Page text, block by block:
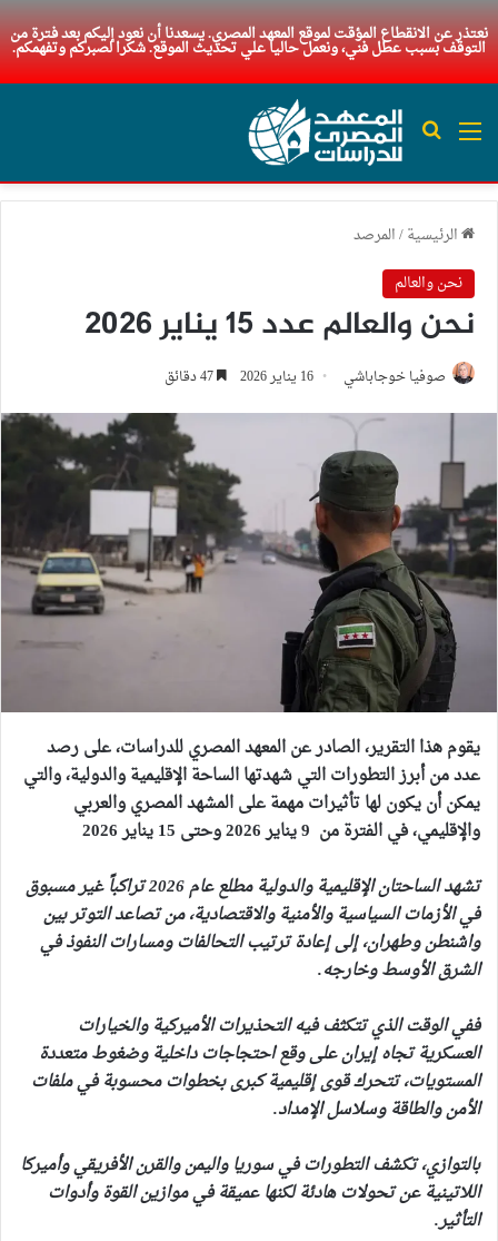
نعتذر عن الانقطاع المؤقت لموقع المعهد المصري. يسعدنا أن نعود إليكم بعد فترة من
التوقف بسبب عطل فني، ونعمل حاليا علي تحديث الموقع. شكرا لصبركم وتفهمكم.
القائمة بحث عن
الرئيسية/المرصد
نحن والعالم
نحن والعالم عدد 15 يناير 2026
صوفيا خوجاباشي 16 يناير 2026
يقوم هذا التقرير، الصادر عن المعهد المصري للدراسات، على رصد
عدد من أبرز التطورات التي شهدتها الساحة الإقليمية والدولية، والتي
يمكن أن يكون لها تأثيرات مهمة على المشهد المصري والعربي
والإقليمي، في الفترة من 9 يناير 2026 وحتى 15 يناير 2026
تشهد الساحتان الإقليمية والدولية مطلع عام 2026 تراكباً غير مسبوق
في الأزمات السياسية والأمنية والاقتصادية، من تصاعد التوتر بين
واشنطن وطهران، إلى إعادة ترتيب التحالفات ومسارات النفوذ في
الشرق الأوسط وخارجه.
ففي الوقت الذي تتكثف فيه التحذيرات الأميركية والخيارات
العسكرية تجاه إيران على وقع احتجاجات داخلية وضغوط متعددة
المستويات، تتحرك قوى إقليمية كبرى بخطوات محسوبة في ملفات
الأمن والطاقة وسلاسل الإمداد.
بالتوازي، تكشف التطورات في سوريا واليمن والقرن الأفريقي وأميركا
اللاتينية عن تحولات هادئة لكنها عميقة في موازين القوة وأدوات
التأثير.